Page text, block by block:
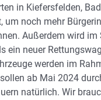
in Kiefersfelden,
um noch mehr
Außerdem wird
ein neuer
werden im
ab Mai 2024
natürlich. Wir